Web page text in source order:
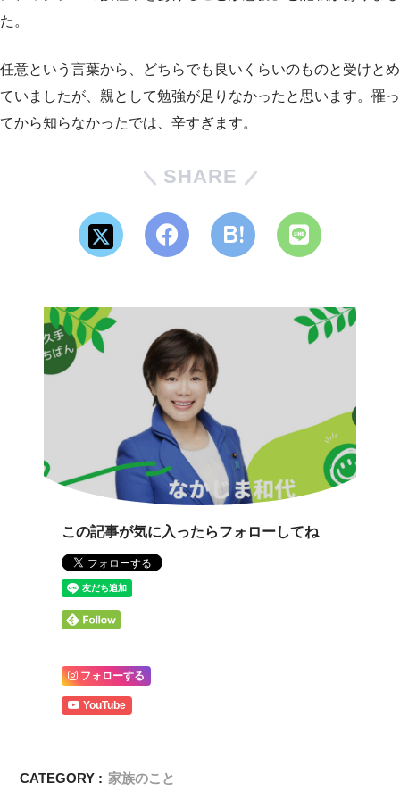
た。
任意という言葉から、どちらでも良いくらいのものと受けとめ
ていましたが、親として勉強が足りなかったと思います。罹っ
てから知らなかったでは、辛すぎます。
SHARE
この記事が気に入ったらフォローしてね
フォローする
YouTube
CATEGORY : 家族のこと